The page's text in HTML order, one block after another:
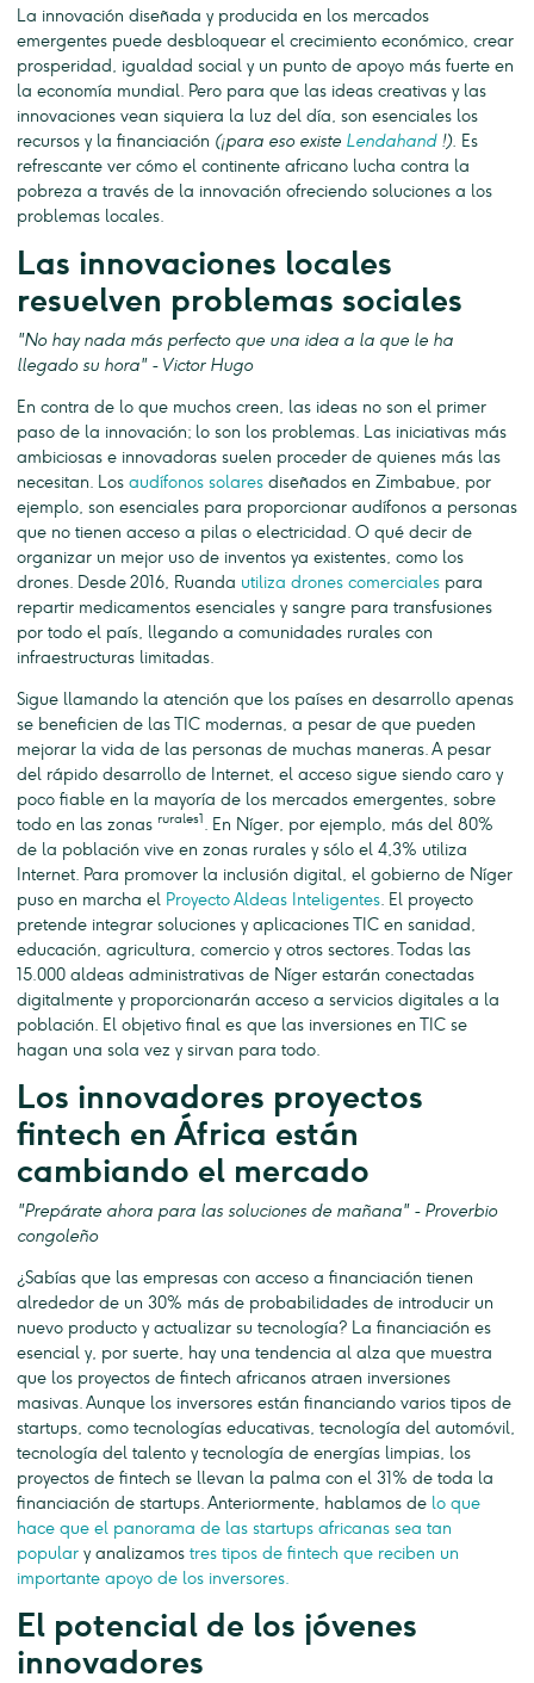
La innovación diseñada y producida en los mercados
emergentes puede desbloquear el crecimiento económico, crear
prosperidad, igualdad social y un punto de apoyo más fuerte en
la economía mundial. Pero para que las ideas creativas y las
innovaciones vean siquiera la luz del día, son esenciales los
recursos y la financiación (¡para eso existe Lendahand !). Es
refrescante ver cómo el continente africano lucha contra la
pobreza a través de la innovación ofreciendo soluciones a los
problemas locales.
Las innovaciones locales
resuelven problemas sociales
"No hay nada más perfecto que una idea a la que le ha
llegado su hora" - Victor Hugo
En contra de lo que muchos creen, las ideas no son el primer
paso de la innovación; lo son los problemas. Las iniciativas más
ambiciosas e innovadoras suelen proceder de quienes más las
necesitan. Los audífonos solares diseñados en Zimbabue, por
ejemplo, son esenciales para proporcionar audífonos a personas
que no tienen acceso a pilas o electricidad. O qué decir de
organizar un mejor uso de inventos ya existentes, como los
drones. Desde 2016, Ruanda utiliza drones comerciales para
repartir medicamentos esenciales y sangre para transfusiones
por todo el país, llegando a comunidades rurales con
infraestructuras limitadas.
Sigue llamando la atención que los países en desarrollo apenas
se beneficien de las TIC modernas, a pesar de que pueden
mejorar la vida de las personas de muchas maneras. A pesar
del rápido desarrollo de Internet, el acceso sigue siendo caro y
poco fiable en la mayoría de los mercados emergentes, sobre
todo en las zonas rurales1 . En Níger, por ejemplo, más del 80%
de la población vive en zonas rurales y sólo el 4,3% utiliza
Internet. Para promover la inclusión digital, el gobierno de Níger
puso en marcha el Proyecto Aldeas Inteligentes. El proyecto
pretende integrar soluciones y aplicaciones TIC en sanidad,
educación, agricultura, comercio y otros sectores. Todas las
15.000 aldeas administrativas de Níger estarán conectadas
digitalmente y proporcionarán acceso a servicios digitales a la
población. El objetivo final es que las inversiones en TIC se
hagan una sola vez y sirvan para todo.
Los innovadores proyectos
fintech en África están
cambiando el mercado
"Prepárate ahora para las soluciones de mañana" - Proverbio
congoleño
¿Sabías que las empresas con acceso a financiación tienen
alrededor de un 30% más de probabilidades de introducir un
nuevo producto y actualizar su tecnología? La financiación es
esencial y, por suerte, hay una tendencia al alza que muestra
que los proyectos de fintech africanos atraen inversiones
masivas. Aunque los inversores están financiando varios tipos de
startups, como tecnologías educativas, tecnología del automóvil,
tecnología del talento y tecnología de energías limpias, los
proyectos de fintech se llevan la palma con el 31% de toda la
financiación de startups. Anteriormente, hablamos de lo que
hace que el panorama de las startups africanas sea tan
popular y analizamos tres tipos de fintech que reciben un
importante apoyo de los inversores.
El potencial de los jóvenes
innovadores